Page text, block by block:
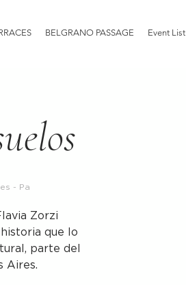
BELGRANO PASSAGE Event List
- Pa
Zorzi
que lo
parte del
Aires.